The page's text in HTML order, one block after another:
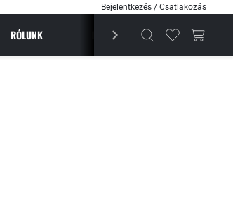
Bejelentkezés / Csatlakozás
RÓLUNK BESTSELLEREK MAGAZIN